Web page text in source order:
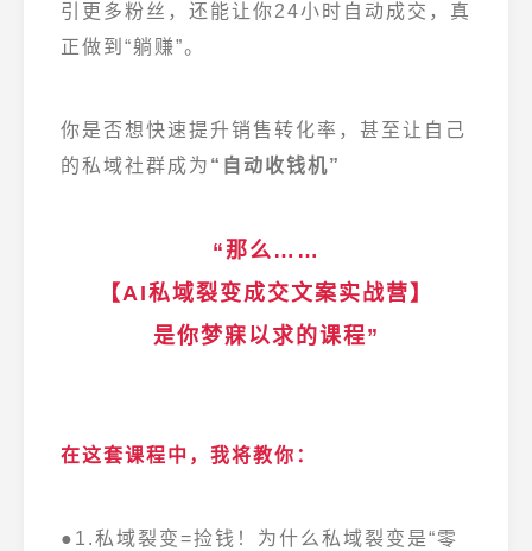
引更多粉丝，还能让你24小时自动成交，真
正做到“躺赚”。
你是否想快速提升销售转化率，甚至让自己
的私域社群成为 “自动收钱机”
“那么……
【AI私域裂变成交文案实战营】
是你梦寐以求的课程”
在这套课程中，我将教你：
●1.私域裂变=捡钱！为什么私域裂变是“零